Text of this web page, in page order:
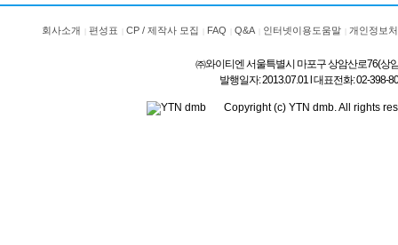
회사소개 편성표 CP / 제작사 모집 FAQ Q&A 인터넷이용도움말 개인정보
㈜와이티엔 서울특별시 마포구 상암산로76(상
발행일자: 2013.07.01 l 대표전화: 02-398-
Copyright (c) YTN dmb. All rights